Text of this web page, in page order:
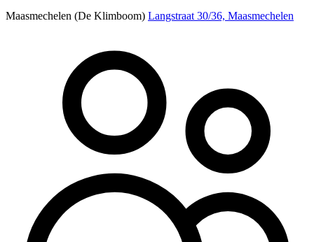
Maasmechelen (De Klimboom) Langstraat 30/36, Maasmechelen